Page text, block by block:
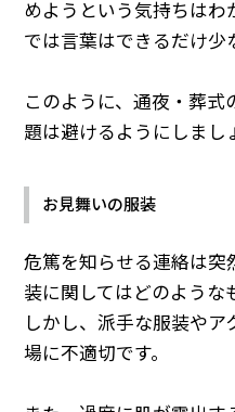
めようという気持ちはわ
では言葉はできるだけ少
このように、通夜・葬
題は避けるようにしまし
お見舞いの服装
危篤を知らせる連絡は突
装に関してはどのような
しかし、派手な服装や
場に不適切です。